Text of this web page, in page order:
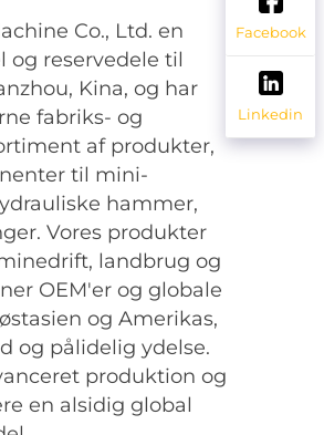
Co., Ltd. en
og reservedele til
Kina, og har
fabriks- og
af produkter,
til mini-
hammer,
Vores produkter
landbrug og
OEM'er og globale
og Amerikas,
og pålidelig ydelse.
produktion og
en alsidig global
Facebook
Linkedin